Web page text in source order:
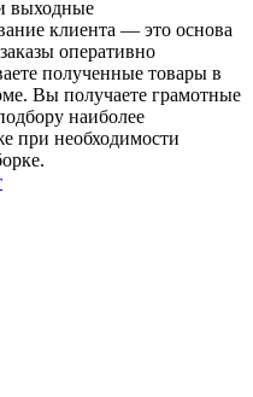
выходные
клиента — это основа
оперативно
полученные товары в
Вы получаете грамотные
наиболее
при необходимости